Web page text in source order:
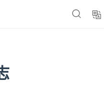
计的小程序容器。能够让任
获得可用、安全的小程序运